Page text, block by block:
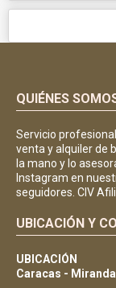
QUIÉNES
Servicio
venta y alquiler de
la mano y lo
Instagram en
seguidores. CIV
UBICACIÓN Y
UBICACIÓN
Caracas -